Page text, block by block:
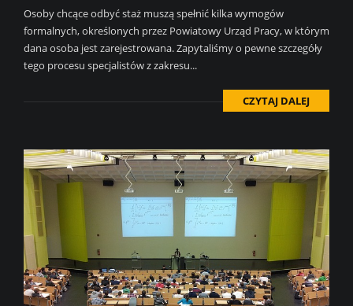
Osoby chcące odbyć staż muszą spełnić kilka wymogów
formalnych, określonych przez Powiatowy Urząd Pracy, w którym
dana osoba jest zarejestrowana. Zapytaliśmy o pewne szczegóły
tego procesu specjalistów z zakresu...
CZYTAJ DALEJ